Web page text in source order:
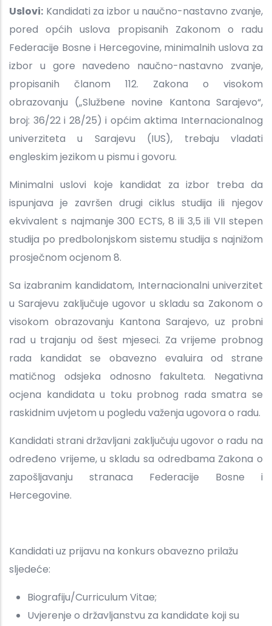
Uslovi: Kandidati za izbor u naučno-nastavno zvanje,
pored općih uslova propisanih Zakonom o radu
Federacije Bosne i Hercegovine, minimalnih uslova za
izbor u gore navedeno naučno-nastavno zvanje,
propisanih članom 112. Zakona o visokom
obrazovanju („Službene novine Kantona Sarajevo“,
broj: 36/22 i 28/25) i općim aktima Internacionalnog
univerziteta u Sarajevu (IUS), trebaju vladati
engleskim jezikom u pismu i govoru.
Minimalni uslovi koje kandidat za izbor treba da
ispunjava je završen drugi ciklus studija ili njegov
ekvivalent s najmanje 300 ECTS, 8 ili 3,5 ili VII stepen
studija po predbolonjskom sistemu studija s najnižom
prosječnom ocjenom 8.
Sa izabranim kandidatom, Internacionalni univerzitet
u Sarajevu zaključuje ugovor u skladu sa Zakonom o
visokom obrazovanju Kantona Sarajevo, uz probni
rad u trajanju od šest mjeseci. Za vrijeme probnog
rada kandidat se obavezno evaluira od strane
matičnog odsjeka odnosno fakulteta. Negativna
ocjena kandidata u toku probnog rada smatra se
raskidnim uvjetom u pogledu važenja ugovora o radu.
Kandidati strani državljani zaključuju ugovor o radu na
određeno vrijeme, u skladu sa odredbama Zakona o
zapošljavanju stranaca Federacije Bosne i
Hercegovine.
Kandidati uz prijavu na konkurs obavezno prilažu
sljedeće:
Biografiju/Curriculum Vitae;
Uvjerenje o državljanstvu za kandidate koji su